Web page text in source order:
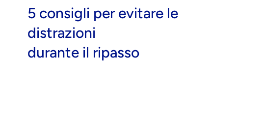
5 consigli per evitare le
distrazioni
durante il ripasso